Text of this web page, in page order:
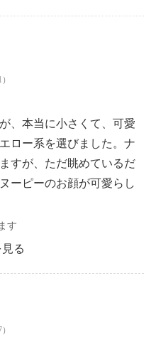
めのアイテムです。
理器：不可、電熱調理
可、電子レンジ：可、
：不可
付け加工：日本
、本当に小さくて、可愛
ロー系を選びました。ナ
すが、ただ眺めているだ
ーピーのお顔が可愛らし
す
る